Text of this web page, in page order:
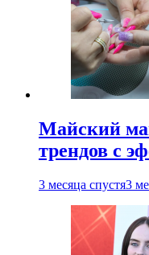
Майский
трендов с
3 месяца спустя3